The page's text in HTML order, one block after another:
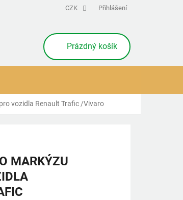
CZK Přihlášení
NÁKUPNÍ
KOŠÍK
Prázdný košík
vozidla Renault Trafic /Vivaro
MARKÝZU